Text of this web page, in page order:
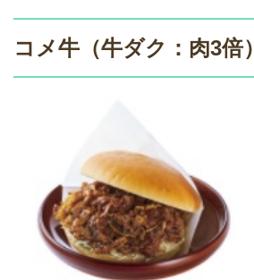
コメ牛（牛ダク：肉3倍）